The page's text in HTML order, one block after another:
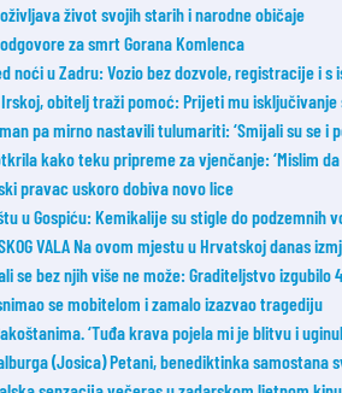
život svojih starih i narodne običaje
za smrt Gorana Komlenca
noći u Zadru: Vozio bez dozvole, registracije i
obitelj traži pomoć: Prijeti mu isključivanje
pa mirno nastavili tulumariti: ‘Smijali su se i
kako teku pripreme za vjenčanje: ‘Mislim
pravac uskoro dobiva novo lice
u Gospiću: Kemikalije su stigle do podzemnih
VALA Na ovom mjestu u Hrvatskoj danas
se bez njih više ne može: Graditeljstvo izgubilo
se mobitelom i zamalo izazvao tragediju
‘Tuđa krava pojela mi je blitvu i
(Josica) Petani, benediktinka samostana